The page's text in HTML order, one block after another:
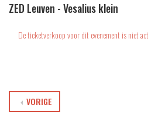
ZED Leuven - Vesalius klein
De ticketverkoop voor dit evenement is niet
VORIGE